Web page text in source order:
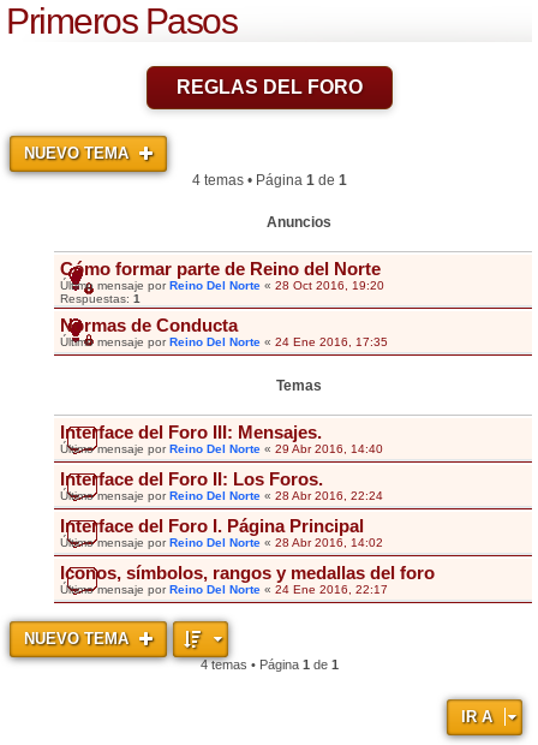
Primeros Pasos
REGLAS DEL FORO
NUEVO TEMA
4 temas • Página 1de 1
Anuncios
Cómo formar parte de Reino del Norte
Último mensaje porReino Del Norte « 28 Oct 2016, 19:20
Respuestas: 1
Normas de Conducta
Último mensaje porReino Del Norte « 24 Ene 2016, 17:35
Temas
Interface del Foro III: Mensajes.
Último mensaje porReino Del Norte « 29 Abr 2016, 14:40
Interface del Foro II: Los Foros.
Último mensaje porReino Del Norte « 28 Abr 2016, 22:24
Interface del Foro I. Página Principal
Último mensaje porReino Del Norte « 28 Abr 2016, 14:02
Iconos, símbolos, rangos y medallas del foro
Último mensaje porReino Del Norte « 24 Ene 2016, 22:17
NUEVO TEMA
4 temas • Página 1 de 1
IR A